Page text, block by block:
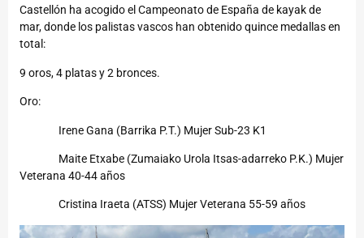
Castellón ha acogido el Campeonato de España de kayak de
mar, donde los palistas vascos han obtenido quince medallas en
total:
9 oros, 4 platas y 2 bronces.
Oro:
Irene Gana (Barrika P.T.) Mujer Sub-23 K1
Maite Etxabe (Zumaiako Urola Itsas-adarreko P.K.) Mujer
Veterana 40-44 años
Cristina Iraeta (ATSS) Mujer Veterana 55-59 años